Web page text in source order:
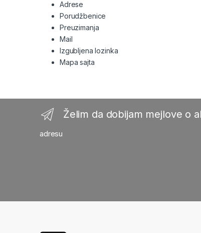
Adrese
Porudžbenice
Preuzimanja
Mail
Izgubljena lozinka
Mapa sajta
Želim da dobijam mejlove o
adresu